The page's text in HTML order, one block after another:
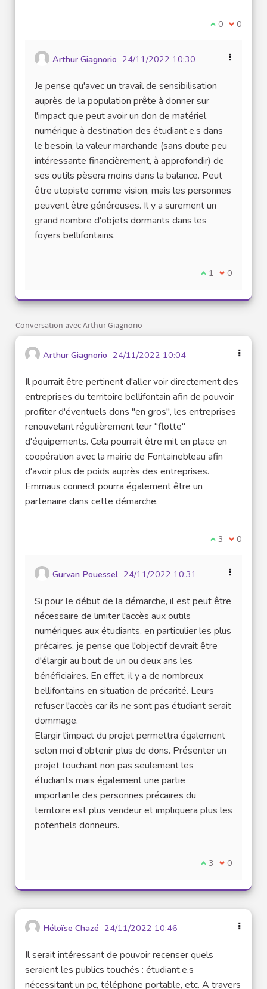
Je suis
0 Je ne
0
Arthur Giagnorio 24/11/2022 10:30
Je pense qu'avec un travail de sensibilisation
auprès de la population prête à donner sur
l'impact que peut avoir un don de matériel
numérique à destination des étudiant.e.s dans
le besoin, la valeur marchande (sans doute peu
intéressante financièrement, à approfondir) de
ses outils pèsera moins dans la balance. Peut
être utopiste comme vision, mais les personnes
peuvent être généreuses. Il y a surement un
grand nombre d'objets dormants dans les
foyers bellifontains.
Je suis d'accord
1 Je ne suis
0
Conversation avec Arthur Giagnorio
Arthur Giagnorio 24/11/2022 10:04
Il pourrait être pertinent d'aller voir directement des
entreprises du territoire bellifontain afin de pouvoir
profiter d'éventuels dons "en gros", les entreprises
renouvelant régulièrement leur "flotte"
d'équipements. Cela pourrait être mit en place en
coopération avec la mairie de Fontainebleau afin
d'avoir plus de poids auprès des entreprises.
Emmaüs connect pourra également être un
partenaire dans cette démarche.
Je suis
3 Je ne
0
Gurvan Pouessel 24/11/2022 10:31
Si pour le début de la démarche, il est peut être
nécessaire de limiter l'accès aux outils
numériques aux étudiants, en particulier les plus
précaires, je pense que l'objectif devrait être
d'élargir au bout de un ou deux ans les
bénéficiaires. En effet, il y a de nombreux
bellifontains en situation de précarité. Leurs
refuser l'accès car ils ne sont pas étudiant serait
dommage.
Elargir l'impact du projet permettra également
selon moi d'obtenir plus de dons. Présenter un
projet touchant non pas seulement les
étudiants mais également une partie
importante des personnes précaires du
territoire est plus vendeur et impliquera plus les
potentiels donneurs.
Je suis d'accord
3 Je ne suis
0
Héloïse Chazé 24/11/2022 10:46
Il serait intéressant de pouvoir recenser quels
seraient les publics touchés : étudiant.e.s
nécessitant un pc, téléphone portable, etc. A travers